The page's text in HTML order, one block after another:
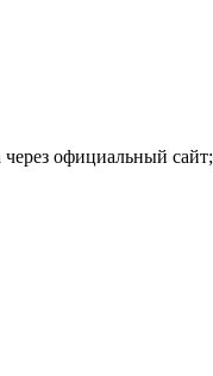
официальный сайт;